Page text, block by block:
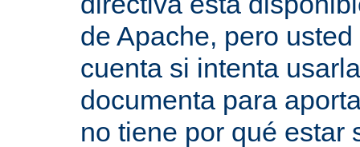
de Apache, pero
cuenta si intenta
documenta para
no tiene por qué estar